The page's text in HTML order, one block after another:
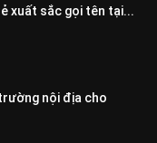
xuất sắc gọi tên tại...
nội địa cho